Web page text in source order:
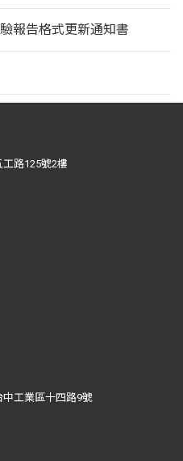
報告格式更新通知書
路125號2樓
中工業區十四路9號